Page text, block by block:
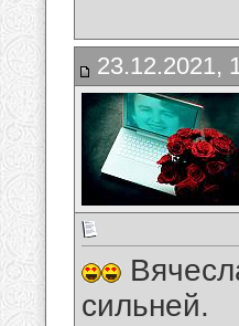
23.12.2021,
сильней.